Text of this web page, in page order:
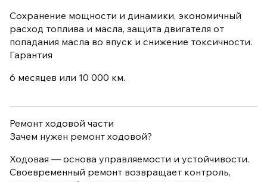
Сохранение мощности и динамики, экономичный
расход топлива и масла, защита двигателя от
попадания масла во впуск и снижение токсичности.
Гарантия
6 месяцев или 10 000 км.
Ремонт ходовой части
Зачем нужен ремонт ходовой?
Ходовая — основа управляемости и устойчивости.
Своевременный ремонт возвращает контроль,